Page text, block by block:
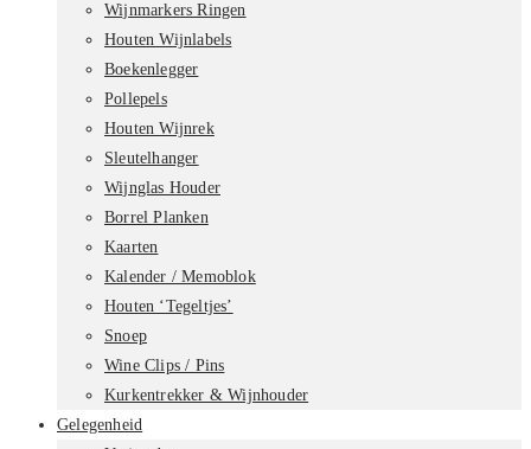
Wijnmarkers Ringen
Houten Wijnlabels
Boekenlegger
Pollepels
Houten Wijnrek
Sleutelhanger
Wijnglas Houder
Borrel Planken
Kaarten
Kalender / Memoblok
Houten ‘Tegeltjes’
Snoep
Wine Clips / Pins
Kurkentrekker & Wijnhouder
Gelegenheid